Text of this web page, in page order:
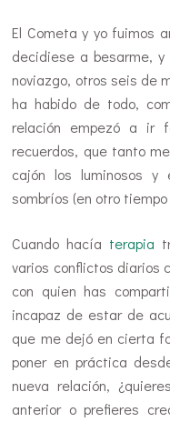
El Cometa y yo fuimos
decidiese a besarme,
noviazgo, otros seis de
ha habido de todo,
relación empezó a ir
recuerdos, que tanto
cajón los luminosos
sombríos (en otro
Cuando hacía terapia
varios conflictos diarios
con quien has
incapaz de estar de
que me dejó en cierta
poner en práctica
nueva relación,
anterior o prefieres